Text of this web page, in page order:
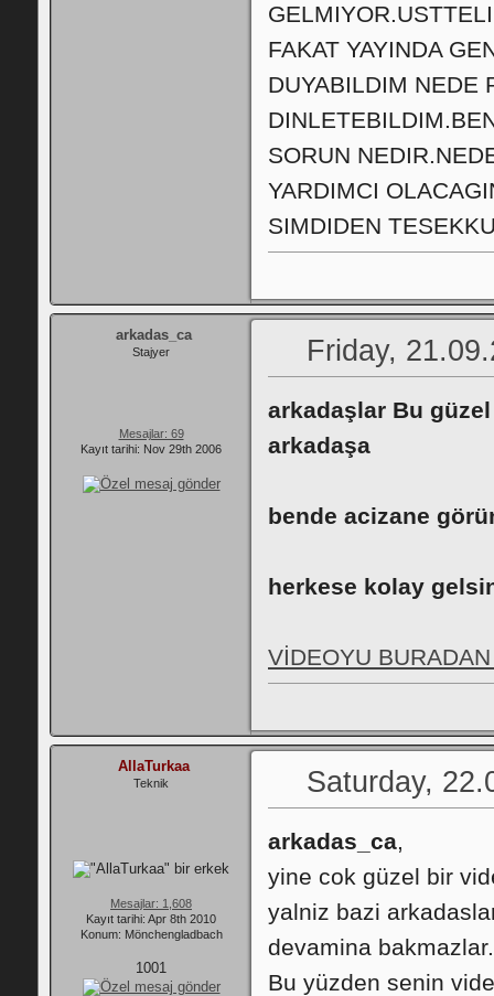
FAKAT YAYINDA
DUYABILDIM NEDE
SORUN
YARDIMCI
SIMDIDEN
arkadas_ca
Stajyer
Mesajlar: 69
Kayıt tarihi: Nov 29th 2006
Friday,
arkadaşlar Bu
arkadaşa
bende acizane
herkese kolay
VİDEOYU
AllaTurkaa
Teknik
Mesajlar: 1,608
Kayıt tarihi: Apr 8th 2010
Konum: Mönchengladbach
1001
Saturday,
arkadas_ca,
yine cok güzel bir
yalniz bazi
devamina bakmazlar.
Bu yüzden senin